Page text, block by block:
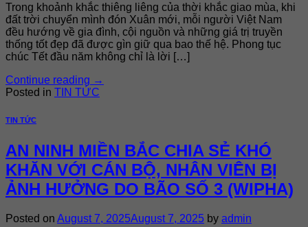
Trong khoảnh khắc thiêng liêng của thời khắc giao mùa, khi
đất trời chuyển mình đón Xuân mới, mỗi người Việt Nam
đều hướng về gia đình, cội nguồn và những giá trị truyền
thống tốt đẹp đã được gìn giữ qua bao thế hệ. Phong tục
chúc Tết đầu năm không chỉ là lời […]
Continue reading →
Posted in TIN TỨC
TIN TỨC
AN NINH MIỀN BẮC CHIA SẺ KHÓ
KHĂN VỚI CÁN BỘ, NHÂN VIÊN BỊ
ẢNH HƯỞNG DO BÃO SỐ 3 (WIPHA)
Posted on August 7, 2025August 7, 2025 by admin